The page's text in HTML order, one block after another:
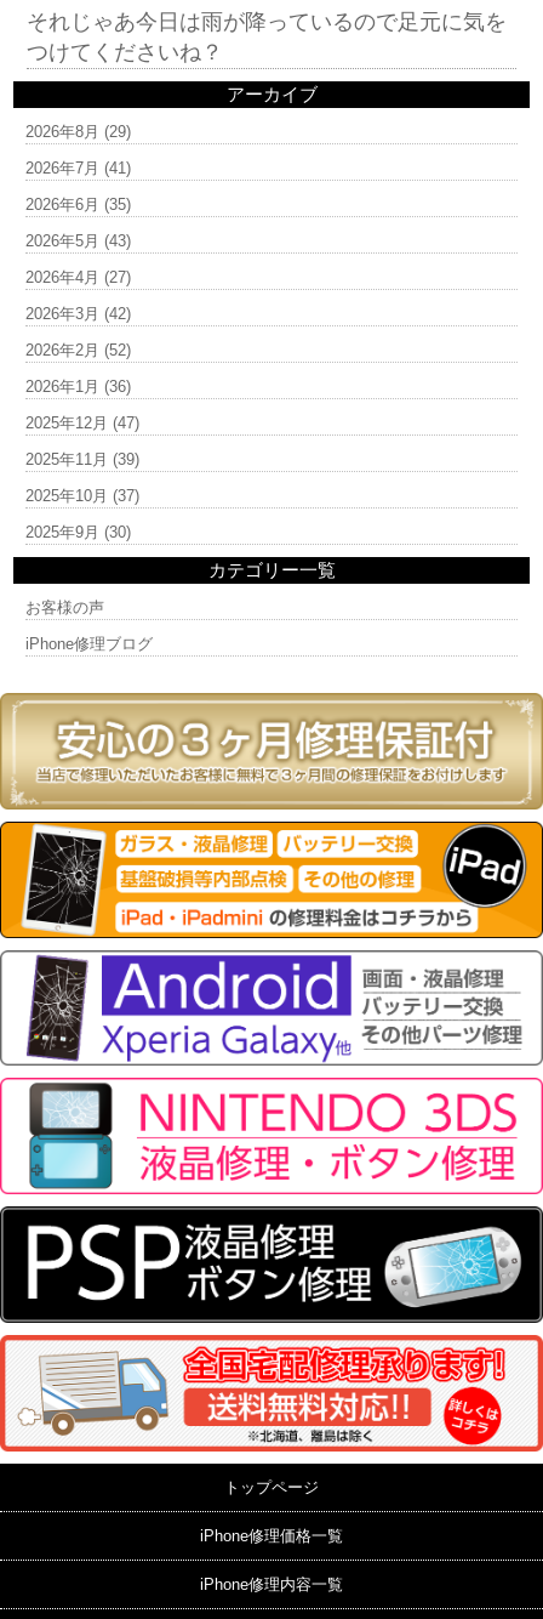
それじゃあ今日は雨が降っているので足元に気を
つけてくださいね？
アーカイブ
2026年8月 (29)
2026年7月 (41)
2026年6月 (35)
2026年5月 (43)
2026年4月 (27)
2026年3月 (42)
2026年2月 (52)
2026年1月 (36)
2025年12月 (47)
2025年11月 (39)
2025年10月 (37)
2025年9月 (30)
カテゴリー一覧
お客様の声
iPhone修理ブログ
トップページ
iPhone修理価格一覧
iPhone修理内容一覧